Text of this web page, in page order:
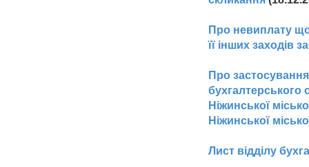
Про невиплату
її інших заходів
Про
бухгалтерського
Ніжинської
Ніжинської
Лист відділу